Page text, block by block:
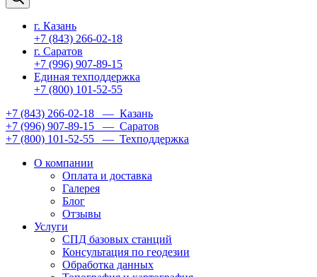
г. Казань
+7 (843) 266-02-18
г. Саратов
+7 (996) 907-89-15
Единая техподдержка
+7 (800) 101-52-55
+7 (843) 266-02-18 — Казань
+7 (996) 907-89-15 — Саратов
+7 (800) 101-52-55 — Техподдержка
О компании
Оплата и доставка
Галерея
Блог
Отзывы
Услуги
СПД базовых станций
Консультация по геодезии
Обработка данных